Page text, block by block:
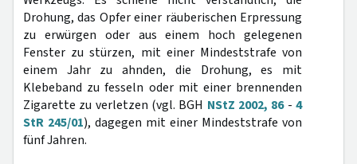
Drohung, das Opfer einer räuberischen Erpressung
zu erwürgen oder aus einem hoch gelegenen
Fenster zu stürzen, mit einer Mindeststrafe von
einem Jahr zu ahnden, die Drohung, es mit
Klebeband zu fesseln oder mit einer brennenden
Zigarette zu verletzen (vgl. BGH NStZ 2002, 86-4
StR 245/01), dagegen mit einer Mindeststrafe von
fünf Jahren.